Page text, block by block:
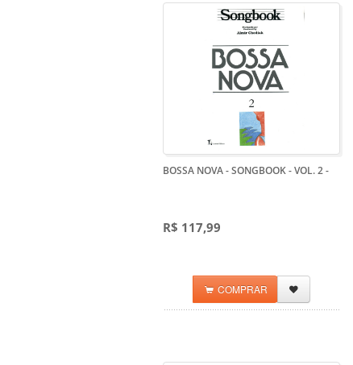
BOSSA NOVA - SONGBOOK - VOL. 2-
R$ 117,99
COMPRAR